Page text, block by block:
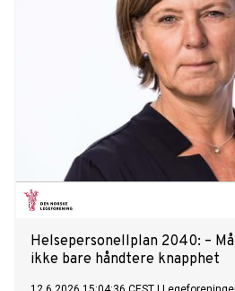
Helsepersonellplan 2040: –
ikke bare håndtere knapphet